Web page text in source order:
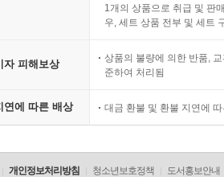
1개의 상품으로 취급 및 판
우, 세트 상품 전부 및 세트
자 피해보상
상품의 불량에 의한 반품,
준하여 처리됨
연에 따른 배상 대금 환불 및 환불 지연에
개인정보처리방침 청소년보호정책 도서홍보안내